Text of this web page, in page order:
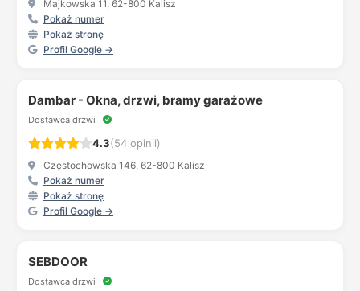
Majkowska 11, 62-800 Kalisz
Pokaż numer
Pokaż stronę
Profil Google →
Dambar - Okna, drzwi, bramy garażowe
Dostawca drzwi
4.3(54 opinii)
Częstochowska 146, 62-800 Kalisz
Pokaż numer
Pokaż stronę
Profil Google →
SEBDOOR
Dostawca drzwi